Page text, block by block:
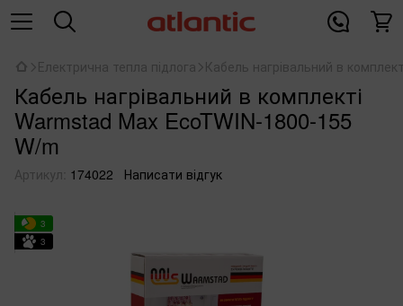
Електрична тепла підлога Кабель нагрівальний в
Кабель нагрівальний в комплекті
Warmstad Max EcoTWIN-1800-155
W/m
Артикул: 174022 Написати відгук
3
3